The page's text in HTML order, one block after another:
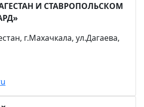
И СТАВРОПОЛЬСКОМ
г.Махачкала, ул.Дагаева,